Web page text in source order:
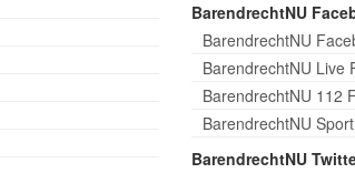
BarendrechtNU
BarendrechtNU
BarendrechtNU Live
BarendrechtNU 112
BarendrechtNU
BarendrechtNU